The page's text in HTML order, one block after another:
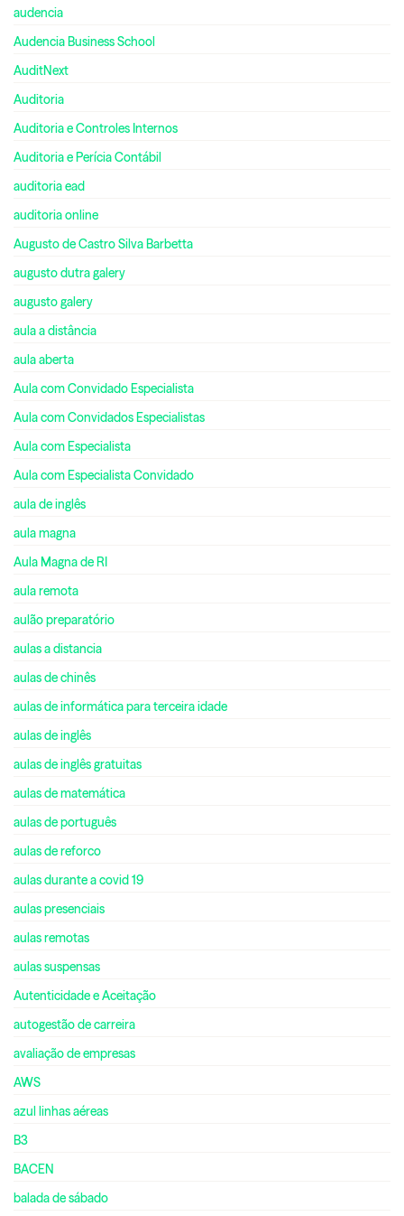
audencia
Audencia Business School
AuditNext
Auditoria
Auditoria e Controles Internos
Auditoria e Perícia Contábil
auditoria ead
auditoria online
Augusto de Castro Silva Barbetta
augusto dutra galery
augusto galery
aula a distância
aula aberta
Aula com Convidado Especialista
Aula com Convidados Especialistas
Aula com Especialista
Aula com Especialista Convidado
aula de inglês
aula magna
Aula Magna de RI
aula remota
aulão preparatório
aulas a distancia
aulas de chinês
aulas de informática para terceira idade
aulas de inglês
aulas de inglês gratuitas
aulas de matemática
aulas de português
aulas de reforco
aulas durante a covid 19
aulas presenciais
aulas remotas
aulas suspensas
Autenticidade e Aceitação
autogestão de carreira
avaliação de empresas
AWS
azul linhas aéreas
B3
BACEN
balada de sábado